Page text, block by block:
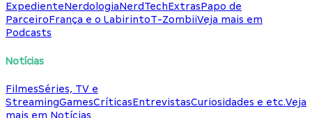
ExpedienteNerdologiaNerdTechExtrasPapo de
ParceiroFrança e o LabirintoT-ZombiiVeja mais em
Podcasts
Notícias
FilmesSéries, TV e
StreamingGamesCríticasEntrevistasCuriosidades e etc.Veja
mais em Notícias